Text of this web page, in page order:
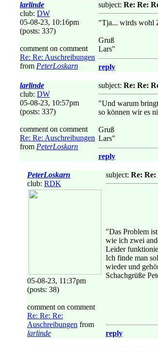
larlinde
club: DW
05-08-23, 10:16pm
(posts: 337)
comment on comment
Re: Re: Auschreibungen
from PeterLoskarn
subject: Re: Re:
"Tja... wirds wohl
Gruß
Lars"
reply
larlinde
club: DW
05-08-23, 10:57pm
(posts: 337)
comment on comment
Re: Re: Auschreibungen
from PeterLoskarn
subject: Re: Re:
"Und warum
so können wir es
Gruß
Lars"
reply
PeterLoskarn
club: RDK
05-08-23, 11:37pm
(posts: 38)
comment on comment
Re: Re: Re:
Auschreibungen from
larlinde
subject: Re: Re:
"Das Problem
wie ich zwei
Leider
Ich finde man
wieder und
Schachgrüße
reply